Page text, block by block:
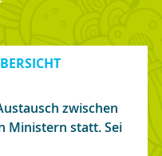
zwischen
Ministern statt. Sei